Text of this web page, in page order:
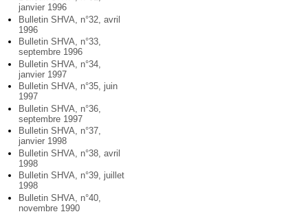
janvier 1996
Bulletin SHVA, n°32, avril
1996
Bulletin SHVA, n°33,
septembre 1996
Bulletin SHVA, n°34,
janvier 1997
Bulletin SHVA, n°35, juin
1997
Bulletin SHVA, n°36,
septembre 1997
Bulletin SHVA, n°37,
janvier 1998
Bulletin SHVA, n°38, avril
1998
Bulletin SHVA, n°39, juillet
1998
Bulletin SHVA, n°40,
novembre 1990